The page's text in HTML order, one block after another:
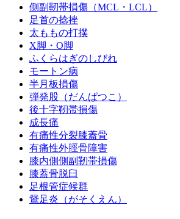
側副靭帯損傷（MCL・LCL）
足首の捻挫
太ももの打撲
X脚・O脚
ふくらはぎのしびれ
モートン病
半月板損傷
弾発股（だんぱつこ）
後十字靭帯損傷
成長痛
有痛性分裂膝蓋骨
有痛性外脛骨障害
膝内側側副靭帯損傷
膝蓋骨脱臼
足根管症候群
鵞足炎（がそくえん）